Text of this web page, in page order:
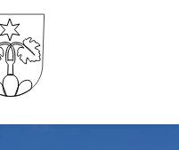
Gemeinde Wartau